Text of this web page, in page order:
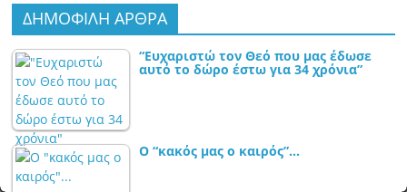
ΔΗΜΟΦΙΛΗ ΑΡΘΡΑ
“Ευχαριστώ τον Θεό που μας έδωσε
αυτό το δώρο έστω για 34 χρόνια”
Ο “κακός μας ο καιρός”…